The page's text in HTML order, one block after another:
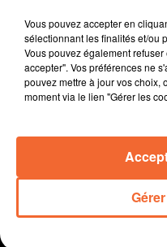
Les chamois niortais en
beauté
Vous pouvez accepter en
sélectionnant les finalités et/ou
Vous pouvez également
accepter". Vos préférences ne
pouvez mettre à jour vos choix,
moment via le lien "Gérer les